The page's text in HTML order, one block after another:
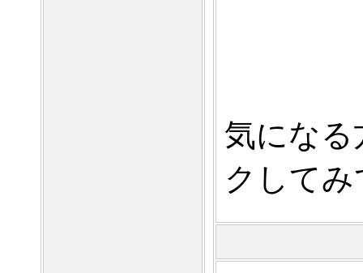
気になる
クして